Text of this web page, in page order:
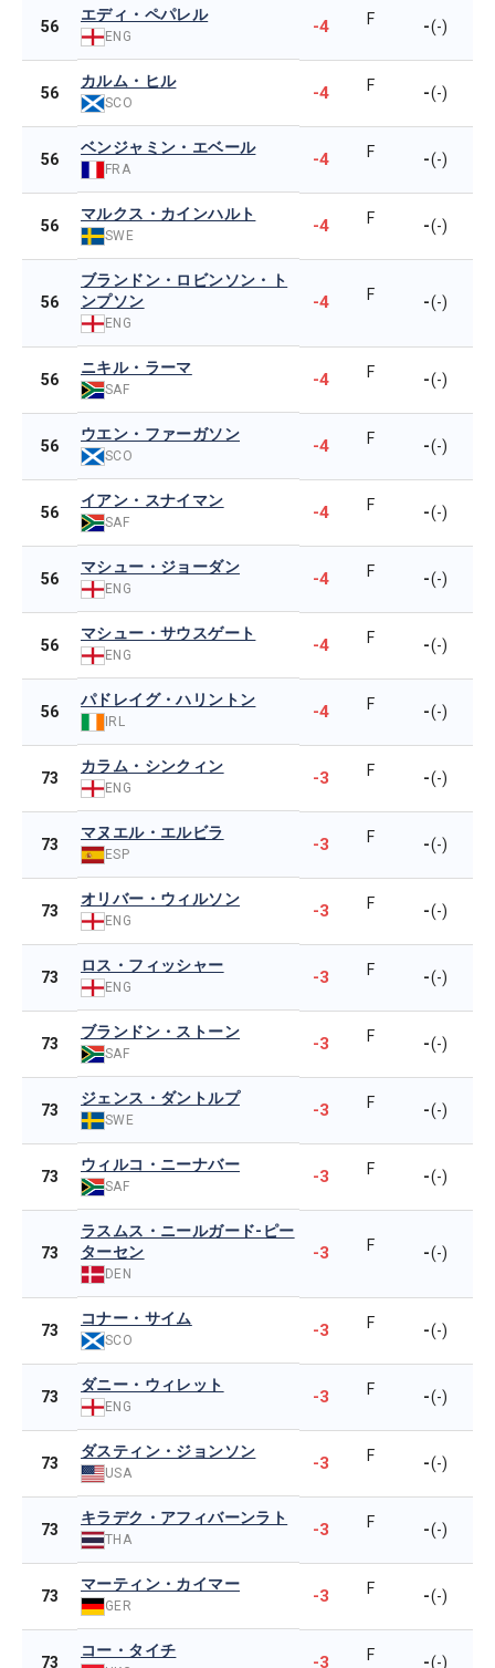
56
エディ・ペパレル
ENG -4 F -(-)
56
カルム・ヒル
SCO -4 F -(-)
56
ベンジャミン・エベール
FRA -4 F -(-)
56
マルクス・カインハルト
SWE -4 F -(-)
56
ブランドン・ロビンソン・ト
ンプソン
ENG
-4 F -(-)
56
ニキル・ラーマ
SAF -4 F -(-)
56
ウエン・ファーガソン
SCO -4 F -(-)
56
イアン・スナイマン
SAF -4 F -(-)
56
マシュー・ジョーダン
ENG -4 F -(-)
56
マシュー・サウスゲート
ENG -4 F -(-)
56
パドレイグ・ハリントン
IRL -4 F -(-)
73
カラム・シンクィン
ENG -3 F -(-)
73
マヌエル・エルビラ
ESP -3 F -(-)
73
オリバー・ウィルソン
ENG -3 F -(-)
73
ロス・フィッシャー
ENG -3 F -(-)
73
ブランドン・ストーン
SAF -3 F -(-)
73
ジェンス・ダントルプ
SWE -3 F -(-)
73
ウィルコ・ニーナバー
SAF -3 F -(-)
73
ラスムス・ニールガード-ピー
ターセン
DEN
-3 F -(-)
73
コナー・サイム
SCO -3 F -(-)
73
ダニー・ウィレット
ENG -3 F -(-)
73
ダスティン・ジョンソン
USA -3 F -(-)
73
キラデク・アフィバーンラト
THA -3 F -(-)
73
マーティン・カイマー
GER -3 F -(-)
73
コー・タイチ
-3 F -(-)